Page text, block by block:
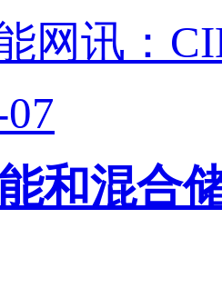
网讯：
和混合